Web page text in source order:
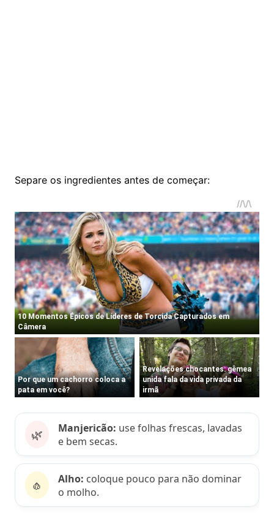
Separe os ingredientes antes de começar:
🌿 Manjericão: use folhas frescas, lavadas
e bem secas.
🧄 Alho: coloque pouco para não dominar
o molho.